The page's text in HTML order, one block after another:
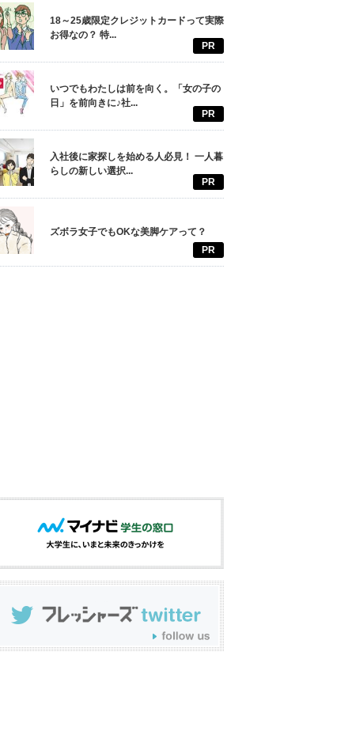
18～25歳限定クレジットカードって実際
お得なの？ 特...
PR
いつでもわたしは前を向く。「女の子の
日」を前向きに♪社...
PR
入社後に家探しを始める人必見！ 一人暮
らしの新しい選択...
PR
ズボラ女子でもOKな美脚ケアって？
PR